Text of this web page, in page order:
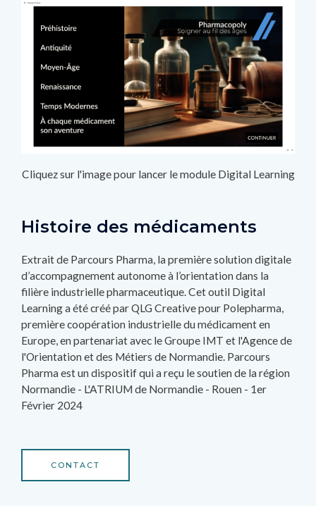
Histoire des médicaments
Extrait de Parcours Pharma, la première solution digitale
d’accompagnement autonome à l’orientation dans la
filière industrielle pharmaceutique. Cet outil Digital
Learning a été créé par QLG Creative pour Polepharma,
première coopération industrielle du médicament en
Europe, en partenariat avec le Groupe IMT et l'Agence de
l'Orientation et des Métiers de Normandie. Parcours
Pharma est un dispositif qui a reçu le soutien de la région
Normandie - L'ATRIUM de Normandie - Rouen - 1er
Février 2024
CONTACT
Cliquez sur l'image pour lancer le module Digital Learning